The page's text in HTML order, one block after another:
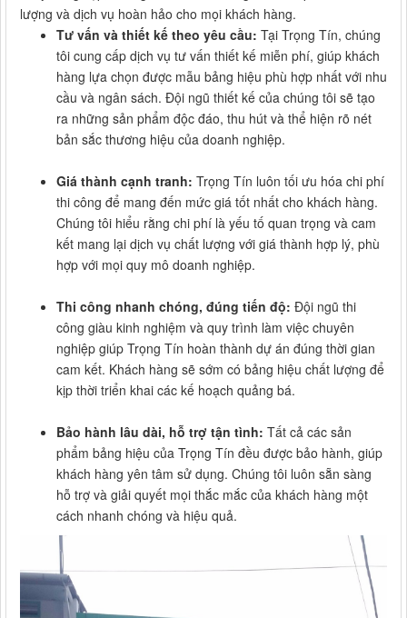
lượng và dịch vụ hoàn hảo cho mọi khách hàng.
Tư vấn và thiết kế theo yêu cầu: Tại Trọng Tín, chúng
tôi cung cấp dịch vụ tư vấn thiết kế miễn phí, giúp khách
hàng lựa chọn được mẫu bảng hiệu phù hợp nhất với nhu
cầu và ngân sách. Đội ngũ thiết kế của chúng tôi sẽ tạo
ra những sản phẩm độc đáo, thu hút và thể hiện rõ nét
bản sắc thương hiệu của doanh nghiệp.
Giá thành cạnh tranh: Trọng Tín luôn tối ưu hóa chi phí
thi công để mang đến mức giá tốt nhất cho khách hàng.
Chúng tôi hiểu rằng chi phí là yếu tố quan trọng và cam
kết mang lại dịch vụ chất lượng với giá thành hợp lý, phù
hợp với mọi quy mô doanh nghiệp.
Thi công nhanh chóng, đúng tiến độ: Đội ngũ thi
công giàu kinh nghiệm và quy trình làm việc chuyên
nghiệp giúp Trọng Tín hoàn thành dự án đúng thời gian
cam kết. Khách hàng sẽ sớm có bảng hiệu chất lượng để
kịp thời triển khai các kế hoạch quảng bá.
Bảo hành lâu dài, hỗ trợ tận tình: Tất cả các sản
phẩm bảng hiệu của Trọng Tín đều được bảo hành, giúp
khách hàng yên tâm sử dụng. Chúng tôi luôn sẵn sàng
hỗ trợ và giải quyết mọi thắc mắc của khách hàng một
cách nhanh chóng và hiệu quả.